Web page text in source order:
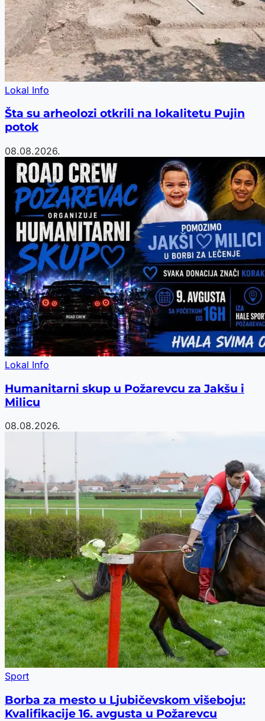
Lokal Info
Šta su arheolozi otkrili na lokalitetu Pujin
potok
08.08.2026.
Lokal Info
Humanitarni skup u Požarevcu za Jakšu i
Milicu
08.08.2026.
Sport
Borba za mesto u Ljubičevskom višeboju:
Kvalifikacije 16. avgusta u Požarevcu